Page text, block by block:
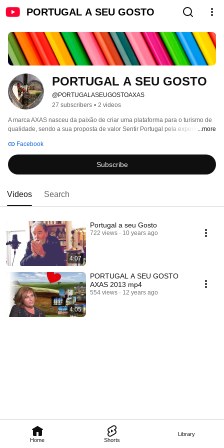
PORTUGAL A SEU GOSTO
Home Shorts
Library
PORTUGAL A SEU GOSTO
@PORTUGALASEUGOSTOAXAS
27 subscribers • 2 videos
A marca AXAS nasceu da paixão de criar uma plataforma para o turismo de
qualidade, sendo a sua proposta de valor Sentir Portugal pela experiência
...more
Facebook
Subscribe
Videos Search
4:07
Portugal a seu Gosto
722 views 10 years ago
4:05
PORTUGAL A SEU GOSTO
AXAS 2013 mp4
554 views 12 years ago